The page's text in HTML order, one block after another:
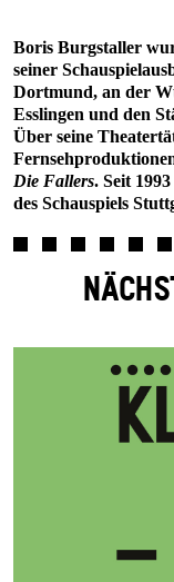
Boris Burgstaller
seiner
Dortmund, an der
Esslingen und den
Über seine
Die Fallers. Seit
des Schauspiels